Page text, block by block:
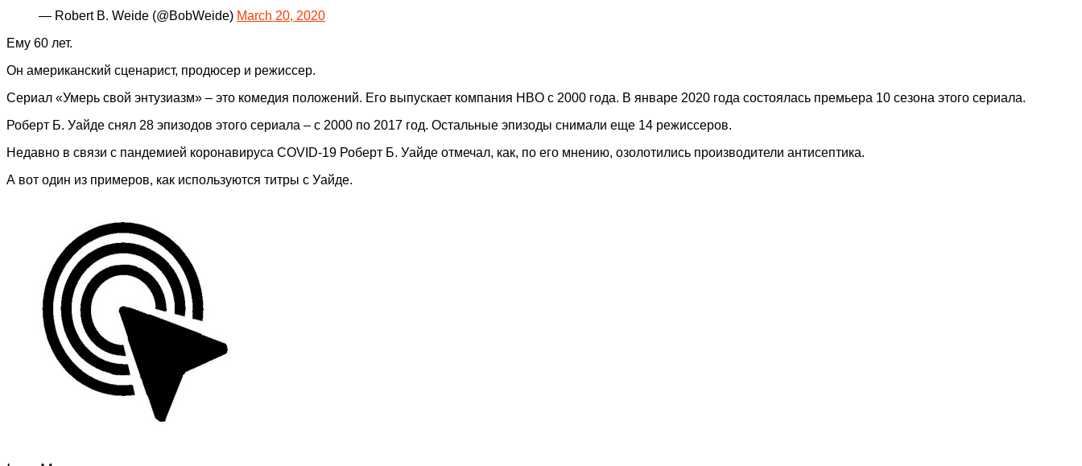
— Robert B. Weide (@BobWeide) March 20, 2020
Ему 60 лет.
Он американский сценарист, продюсер и режиссер.
Сериал «Умерь свой энтузиазм» – это комедия положений. Его выпускает компания HBO с 2000 года. В январе 2020 года состоялась премьера 10 сезона этого сериала.
Роберт Б. Уайде снял 28 эпизодов этого сериала – с 2000 по 2017 год. Остальные эпизоды снимали еще 14 режиссеров.
Недавно в связи с пандемией коронавируса COVID-19 Роберт Б. Уайде отмечал, как, по его мнению, озолотились производители антисептика.
А вот один из примеров, как используются титры с Уайде.